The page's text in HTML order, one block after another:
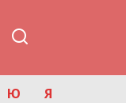
Ю Я